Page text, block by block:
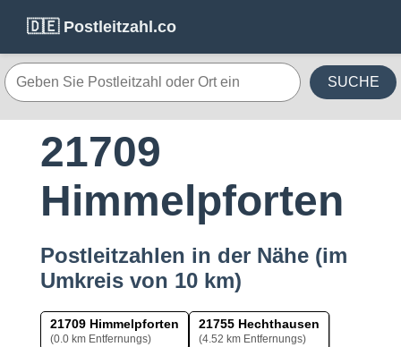
🇩🇪 Postleitzahl.co
SUCHE
21709
Himmelpforten
Postleitzahlen in der Nähe (im
Umkreis von 10 km)
21709 Himmelpforten
(0.0 km Entfernungs)
21755 Hechthausen
(4.52 km Entfernungs)